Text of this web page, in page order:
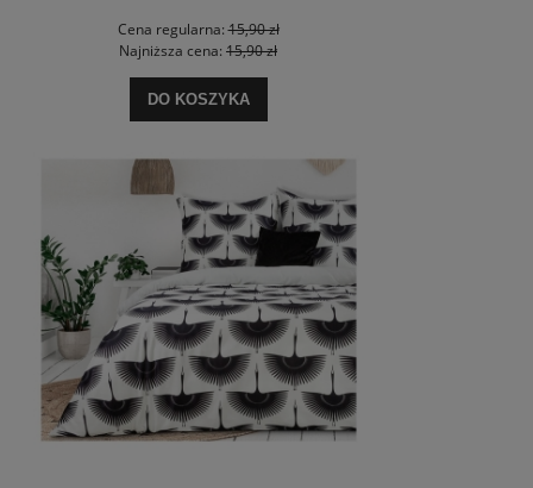
Cena regularna:15,90 zł
Najniższa cena: 15,90 zł
DO KOSZYKA